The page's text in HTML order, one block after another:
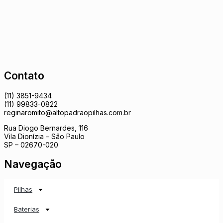
Contato
(11) 3851-9434
(11) 99833-0822
reginaromito@altopadraopilhas.com.br
Rua Diogo Bernardes, 116
Vila Dionízia – São Paulo
SP – 02670-020
Navegação
Pilhas
Baterias